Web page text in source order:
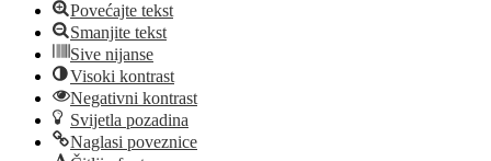
Povećajte tekst
Smanjite tekst
Sive nijanse
Visoki kontrast
Negativni kontrast
Svijetla pozadina
Naglasi poveznice